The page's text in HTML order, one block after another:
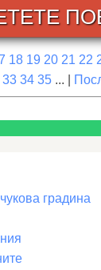
18 19 20 21 22
33 34 35... |
градина